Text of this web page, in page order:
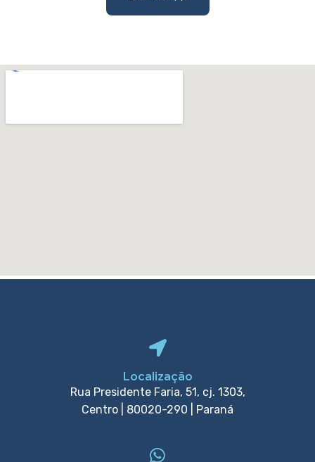
Localização
Rua Presidente Faria, 51, cj. 1303,
Centro | 80020-290 | Paraná